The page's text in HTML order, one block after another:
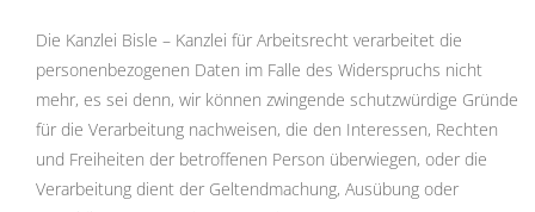
Die Kanzlei Bisle – Kanzlei für Arbeitsrecht verarbeitet die
personenbezogenen Daten im Falle des Widerspruchs nicht
mehr, es sei denn, wir können zwingende schutzwürdige Gründe
für die Verarbeitung nachweisen, die den Interessen, Rechten
und Freiheiten der betroffenen Person überwiegen, oder die
Verarbeitung dient der Geltendmachung, Ausübung oder